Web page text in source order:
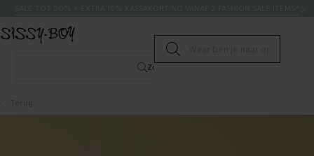
Submit search
Zoeken
Terug